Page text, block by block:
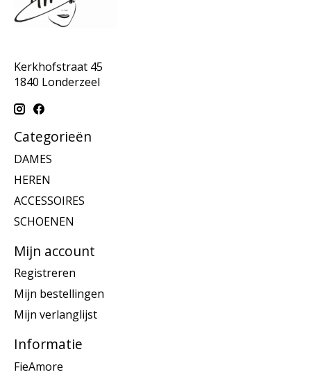
Kerkhofstraat 45
1840 Londerzeel
Categorieën
DAMES
HEREN
ACCESSOIRES
SCHOENEN
Mijn account
Registreren
Mijn bestellingen
Mijn verlanglijst
Informatie
FieAmore